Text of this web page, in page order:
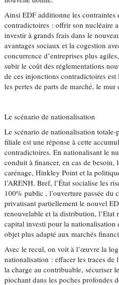
Ainsi EDF additionne les contraintes
contradictoires : offrir son nucléaire
investir à grands frais dans le
avantages sociaux et la cogestion
concurrence d’entreprises plus
subir le coût des réglementations
de ces injonctions contradictoires est
les pertes de parts de marché, le mur
Le scénario de nationalisation
Le scénario de nationalisation
filiale est une réponse à cette
contradictoires. En nationalisant le
conduit à financer, en cas de
carénage, Hinkley Point et la
l’ARENH. Bref, l’État socialise les
100% public , l’ouverture passée du
privatisant partiellement le nouvel
renouvelable et la distribution, l’Etat
capital investi pour la
objet plus adapté aux marchés
Avec le recul, on voit à l’œuvre la
nationalisation : effacer les traces de
la charge au contribuable, sécuriser
piochant dans les poches profondes